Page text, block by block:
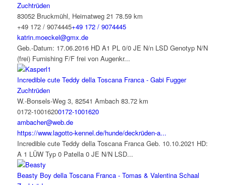
Zuchtrüden
83052 Bruckmühl, Heimatweg 21 78.59 km
+49 172 / 9074445+49 172 / 9074445
katrin.moeckel@gmx.de
Geb.-Datum: 17.06.2016 HD A1 PL 0/0 JE N/n LSD Genotyp N/N
(frei) Furnishing F/F frei von Augenkr...
Incredible cute Teddy della Toscana Franca - Gabi Fugger
Zuchtrüden
W.-Bonsels-Weg 3, 82541 Ambach 83.72 km
0172-10016200172-1001620
ambacher@web.de
https://www.lagotto-kennel.de/hunde/deckrüden-a...
Incredible cute Teddy della Toscana Franca Geb. 10.10.2021 HD:
A 1 LÜW Typ 0 Patella 0 JE N/N LSD...
Beasty Boy della Toscana Franca - Tomas & Valentina Schaal